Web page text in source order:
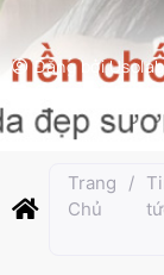
Đăng bởi
Cập nhật lần
Trang
Chủ
/